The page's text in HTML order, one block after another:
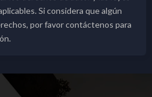
Si considera que algún
por favor contáctenos para